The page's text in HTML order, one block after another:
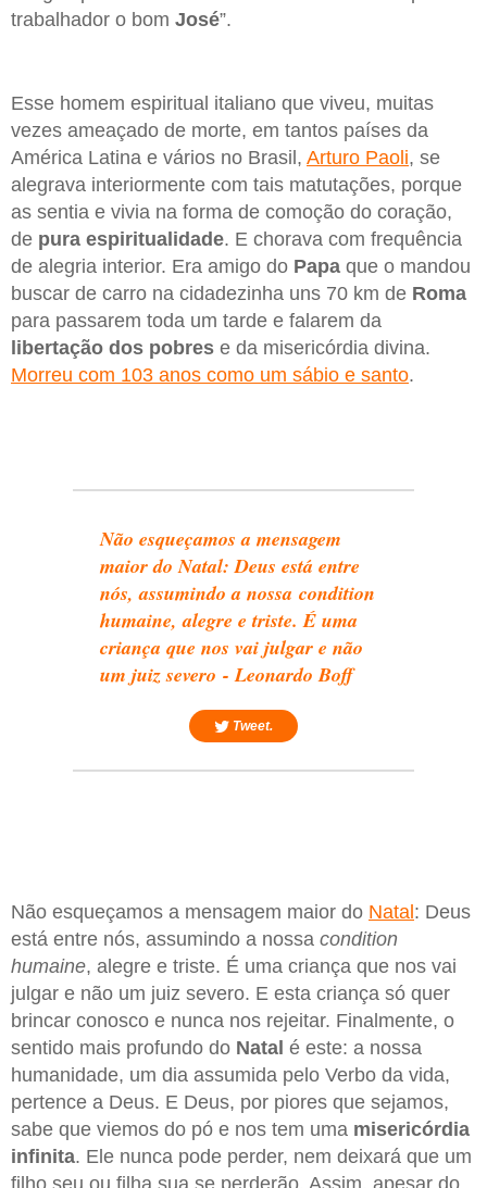
trabalhador o bom José”.
Esse homem espiritual italiano que viveu, muitas
vezes ameaçado de morte, em tantos países da
América Latina e vários no Brasil, Arturo Paoli, se
alegrava interiormente com tais matutações, porque
as sentia e vivia na forma de comoção do coração,
de pura espiritualidade. E chorava com frequência
de alegria interior. Era amigo do Papa que o mandou
buscar de carro na cidadezinha uns 70 km de Roma
para passarem toda um tarde e falarem da
libertação dos pobres e da misericórdia divina.
Morreu com 103 anos como um sábio e santo.
Não esqueçamos a mensagem
maior do Natal: Deus está entre
nós, assumindo a nossa condition
humaine, alegre e triste. É uma
criança que nos vai julgar e não
um juiz severo - Leonardo Boff
Tweet.
Não esqueçamos a mensagem maior do Natal: Deus
está entre nós, assumindo a nossa condition
humaine, alegre e triste. É uma criança que nos vai
julgar e não um juiz severo. E esta criança só quer
brincar conosco e nunca nos rejeitar. Finalmente, o
sentido mais profundo do Natal é este: a nossa
humanidade, um dia assumida pelo Verbo da vida,
pertence a Deus. E Deus, por piores que sejamos,
sabe que viemos do pó e nos tem uma misericórdia
infinita. Ele nunca pode perder, nem deixará que um
filho seu ou filha sua se perderão. Assim, apesar do